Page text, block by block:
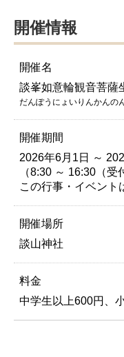
開催情報
開催名
談峯如意輪観音菩薩
だんぽうにょいりんかんの
開催期間
2026年6月1日 ～
（8:30 ～ 16:30（受
この行事・イベント
開催場所
談山神社
料金
中学生以上600円、